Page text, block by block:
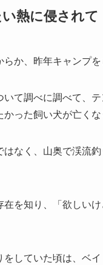
熱に侵されて
か、昨年キャンプ
て調べに調べて、
った飼い犬が亡く
なく、山奥で渓流
を知り、「欲しい
していた頃は、ベ